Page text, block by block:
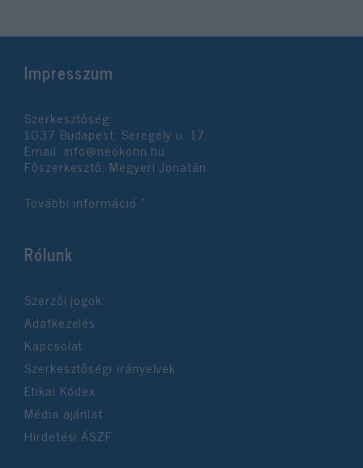
Impresszum
Szerkesztőség:
1037 Budapest, Seregély u. 17.
Email: info@neokohn.hu
Főszerkesztő: Megyeri Jonatán
További információ »
Rólunk
Szerzői jogok
Adatkezelés
Kapcsolat
Szerkesztőségi irányelvek
Etikai Kódex
Média ajánlat
Hirdetési ÁSZF